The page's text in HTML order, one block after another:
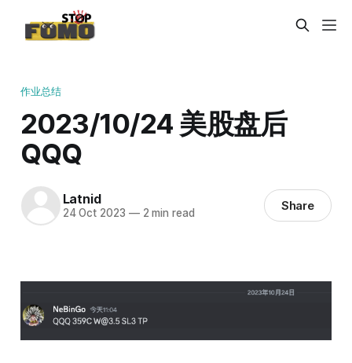
作业总结
2023/10/24 美股盘后
QQQ
Latnid
24 Oct 2023 —2 min read Share